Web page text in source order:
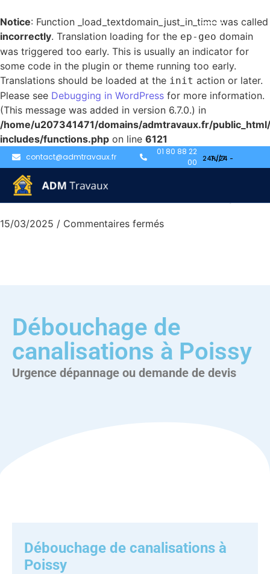
Notice: Function _load_textdomain_just_in_time was called
incorrectly. Translation loading for the ep-geo domain
was triggered too early. This is usually an indicator for
some code in the plugin or theme running too early.
Translations should be loaded at the init action or later.
Please see Debugging in WordPress for more information.
(This message was added in version 6.7.0.) in
/home/u207341471/domains/admtravaux.fr/
includes/functions.php on line 6121
contact@admtravaux.fr
01 80 88 22
00
Débouchage
canalisation à Poissy
15/03/2025 / Commentaires fermés
Débouchage de
canalisations à Poissy
Urgence dépannage ou demande de devis
Débouchage de canalisations à
Poissy